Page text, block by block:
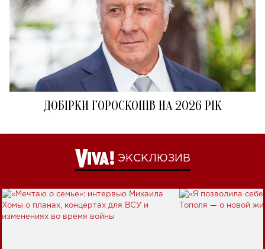
ДОБІРКИ ГОРОСКОПІВ НА 2026 РІК
ЭКСКЛЮЗИВ